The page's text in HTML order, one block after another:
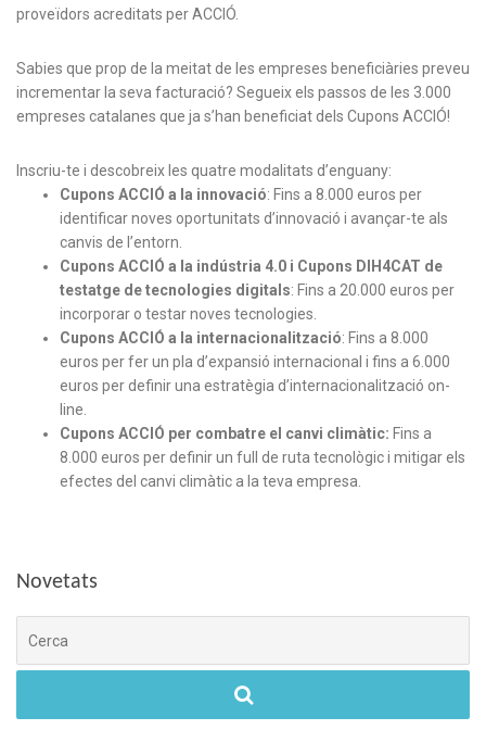
proveïdors acreditats per ACCIÓ.
Sabies que prop de la meitat de les empreses beneficiàries preveu
incrementar la seva facturació? Segueix els passos de les 3.000
empreses catalanes que ja s’han beneficiat dels Cupons ACCIÓ!
Inscriu-te i descobreix les quatre modalitats d’enguany:
Cupons ACCIÓ a la innovació: Fins a 8.000 euros per
identificar noves oportunitats d’innovació i avançar-te als
canvis de l’entorn.
Cupons ACCIÓ a la indústria 4.0 i Cupons DIH4CAT de
testatge de tecnologies digitals: Fins a 20.000 euros per
incorporar o testar noves tecnologies.
Cupons ACCIÓ a la internacionalització: Fins a 8.000
euros per fer un pla d’expansió internacional i fins a 6.000
euros per definir una estratègia d’internacionalització on-
line.
Cupons ACCIÓ per combatre el canvi climàtic: Fins a
8.000 euros per definir un full de ruta tecnològic i mitigar els
efectes del canvi climàtic a la teva empresa.
Novetats